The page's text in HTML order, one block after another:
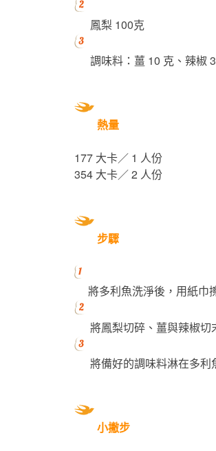
鳳梨 100克
調味料：薑 10 克、辣椒
熱量
177 大卡／ 1 人份
354 大卡／ 2 人份
步驟
將多利魚洗淨後，用紙巾
將鳳梨切碎、薑與辣椒切
將備好的調味料淋在多利
小撇步